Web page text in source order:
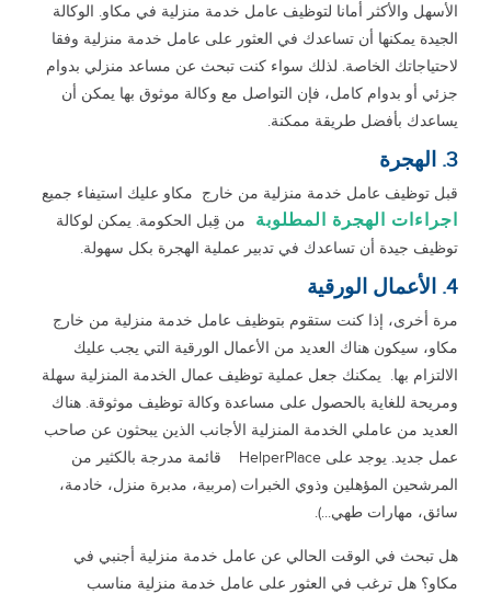
الأسهل والأكثر أمانا لتوظيف عامل خدمة منزلية في مكاو. الوكالة
الجيدة يمكنها أن تساعدك في العثور على عامل خدمة منزلية وفقا
لاحتياجاتك الخاصة. لذلك سواء كنت تبحث عن مساعد منزلي بدوام
جزئي أو بدوام كامل، فإن التواصل مع وكالة موثوق بها يمكن أن
يساعدك بأفضل طريقة ممكنة.
3. الهجرة
قبل توظيف عامل خدمة منزلية من خارج مكاو عليك استيفاء جميع
اجراءات الهجرة المطلوبة
من قِبل الحكومة. يمكن لوكالة
توظيف جيدة أن تساعدك في تدبير عملية الهجرة بكل سهولة.
4. الأعمال الورقية
مرة أخرى، إذا كنت ستقوم بتوظيف عامل خدمة منزلية من خارج
مكاو، سيكون هناك العديد من الأعمال الورقية التي يجب عليك
الالتزام بها. يمكنك جعل عملية توظيف عمال الخدمة المنزلية سهلة
ومريحة للغاية بالحصول على مساعدة وكالة توظيف موثوقة. هناك
العديد من عاملي الخدمة المنزلية الأجانب الذين يبحثون عن صاحب
عمل جديد. يوجد على HelperPlace قائمة مدرجة بالكثير من
المرشحين المؤهلين وذوي الخبرات (مربية، مدبرة منزل، خادمة،
سائق، مهارات طهي...).
هل تبحث في الوقت الحالي عن عامل خدمة منزلية أجنبي في
مكاو؟ هل ترغب في العثور على عامل خدمة منزلية مناسب